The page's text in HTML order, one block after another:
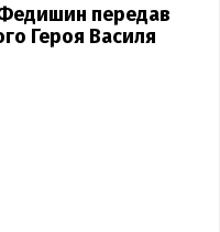
передав
Героя Василя